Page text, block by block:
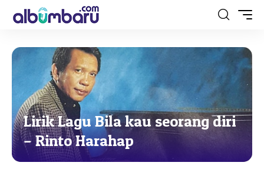
Lirik Lagu Bila kau seorang diri
– Rinto Harahap